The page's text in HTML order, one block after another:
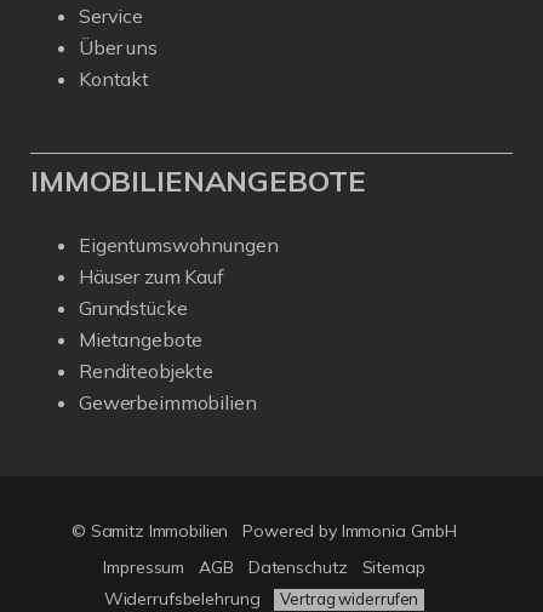
Service
Über uns
Kontakt
IMMOBILIENANGEBOTE
Eigentumswohnungen
Häuser zum Kauf
Grundstücke
Mietangebote
Renditeobjekte
Gewerbeimmobilien
© Samitz Immobilien
Powered by Immonia GmbH
Impressum
AGB Datenschutz
Sitemap
Widerrufsbelehrung
Vertrag widerrufen